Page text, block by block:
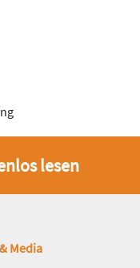
lesen
Media